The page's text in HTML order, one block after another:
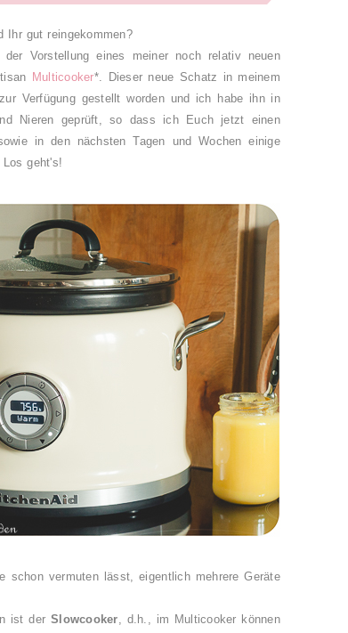
Ihr gut reingekommen?
Vorstellung eines meiner noch relativ neuen
Multicooker*. Dieser neue Schatz in meinem
Verfügung gestellt worden und ich habe ihn in
Nieren geprüft, so dass ich Euch jetzt einen
in den nächsten Tagen und Wochen einige
geht's!
schon vermuten lässt, eigentlich mehrere Geräte
ist der Slowcooker, d.h., im Multicooker können